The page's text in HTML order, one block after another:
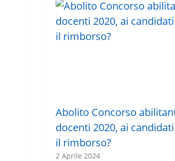
Abolito Concorso
docenti 2020, ai
il rimborso?
2 Aprile 2024